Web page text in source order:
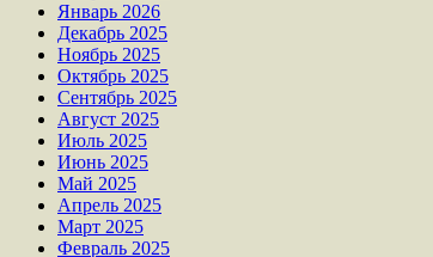
Январь 2026
Декабрь 2025
Ноябрь 2025
Октябрь 2025
Сентябрь 2025
Август 2025
Июль 2025
Июнь 2025
Май 2025
Апрель 2025
Март 2025
Февраль 2025